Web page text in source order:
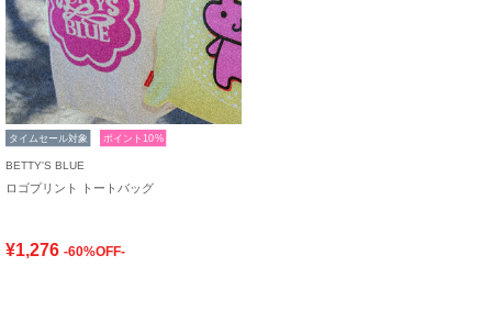
タイムセール対象 ポイント10%
BETTY'S BLUE
ロゴプリント トートバッグ
¥1,276 -60%OFF-